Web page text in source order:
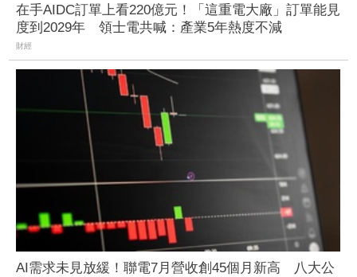
在手AIDC訂單上看220億元！「這重電大廠」訂單能見
度到2029年 領士電共喊：產業5年熱度不減
財經
AI需求未見放緩！聯電7月營收創45個月新高 八大公